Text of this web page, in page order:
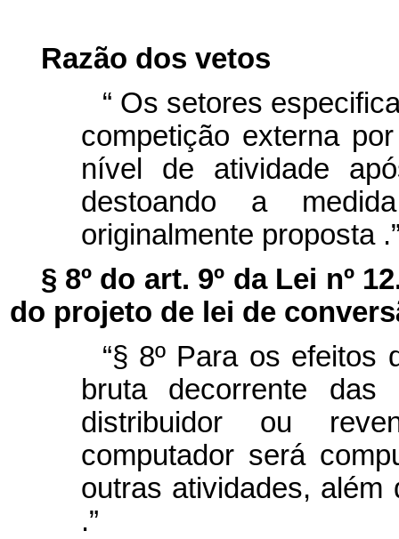
Razão dos vetos
“ Os setores
competição externa
nível de atividade
destoando a
originalmente proposta
§ 8º do art. 9º da Lei nº
do projeto de lei de
“§ 8º Para os efeitos
bruta decorrente das
distribuidor ou
computador será
outras atividades, além
.”